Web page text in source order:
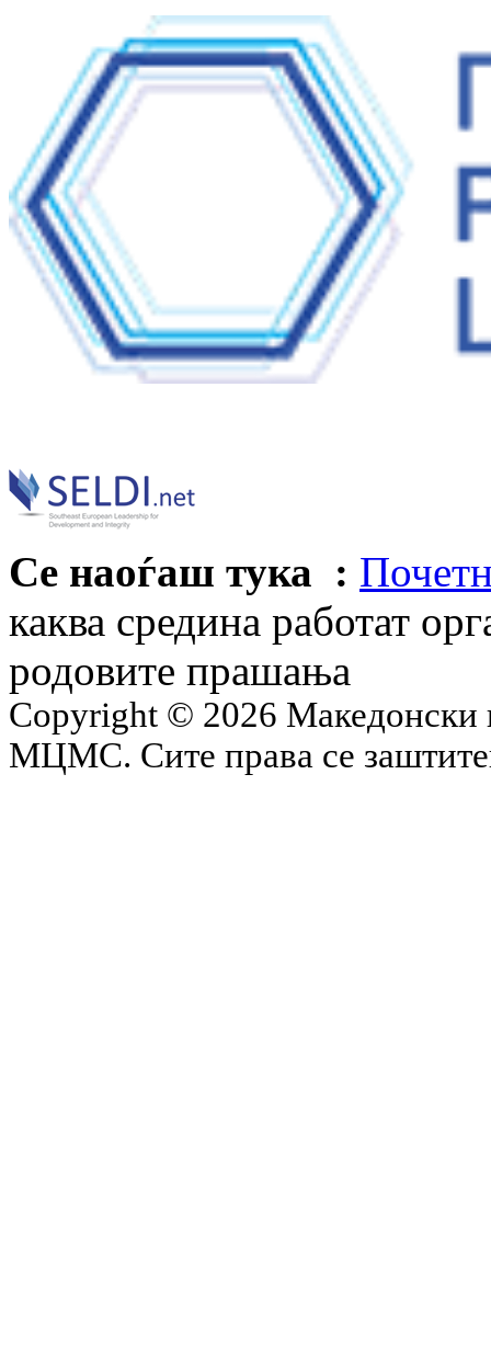
Се наоѓаш тука :
каква средина работат
родовите прашања
Copyright © 2026 Македонски
МЦМС. Сите права се